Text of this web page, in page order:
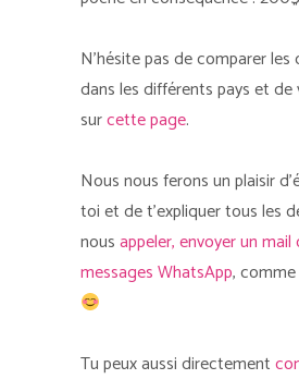
N’hésite pas de comparer
dans les différents pays et
surcette page.
Nous nous ferons un plaisir
toi et de t’expliquer tous les
nousappeler, envoyer un mail
messages WhatsApp,
Tu peux aussi directement